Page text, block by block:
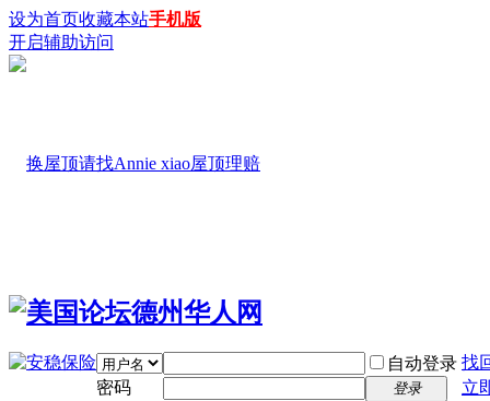
设为首页收藏本站手机版
开启辅助访问
自动登录 找
密码
登录
立